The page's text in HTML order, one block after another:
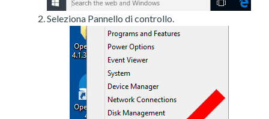
Seleziona Pannello di controllo.